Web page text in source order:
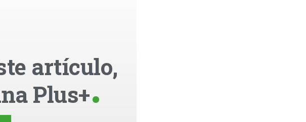
artículo,
Plus+